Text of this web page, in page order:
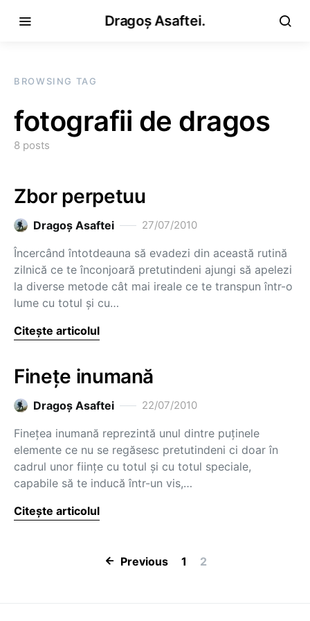
Dragoș Asaftei.
BROWSING TAG
fotografii de dragos
8 posts
Zbor perpetuu
Dragoş Asaftei 27/07/2010
Încercând întotdeauna să evadezi din această rutină
zilnică ce te înconjoară pretutindeni ajungi să apelezi
la diverse metode cât mai ireale ce te transpun într-o
lume cu totul şi cu…
Citește articolul
Fineţe inumană
Dragoş Asaftei 22/07/2010
Fineţea inumană reprezintă unul dintre puţinele
elemente ce nu se regăsesc pretutindeni ci doar în
cadrul unor fiinţe cu totul şi cu totul speciale,
capabile să te inducă într-un vis,…
Citește articolul
Paginație
Previous 1 2